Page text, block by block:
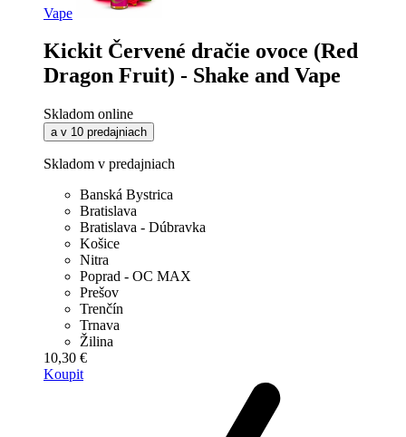
Vape
Kickit Červené dračie ovoce (Red
Dragon Fruit) - Shake and Vape
Skladom online
a v 10 predajniach
Skladom v predajniach
Banská Bystrica
Bratislava
Bratislava - Dúbravka
Košice
Nitra
Poprad - OC MAX
Prešov
Trenčín
Trnava
Žilina
10,30 €
Koupit